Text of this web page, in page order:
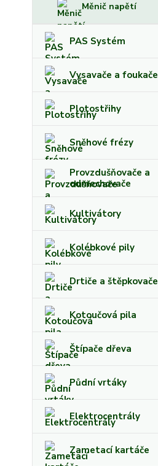
Měnič napětí
PAS Systém
Vysavače a foukače
Plotostřihy
Sněhové frézy
Provzdušňovače a
odmechovače
Kultivátory
Kolébkové pily
Drtiče a štěpkovače
Kotoučová pila
Štípače dřeva
Půdní vrtáky
Elektrocentrály
Zametací kartáče